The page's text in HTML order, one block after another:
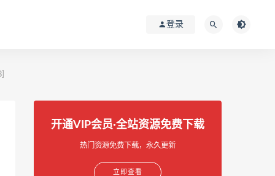
登录
开通VIP会员·全站资源免费下载
热门资源免费下载，永久更新
立即查看